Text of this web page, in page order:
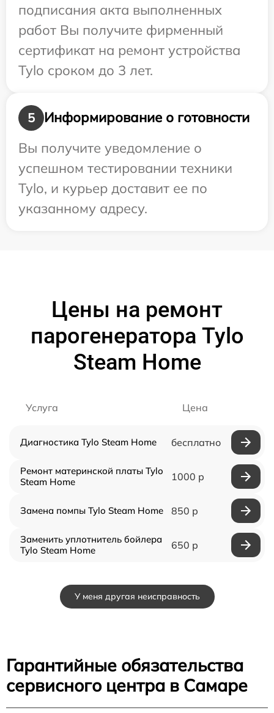
подписания акта выполненных
работ Вы получите фирменный
сертификат на ремонт устройства
Tylo сроком до 3 лет.
5
Информирование о готовности
Вы получите уведомление о
успешном тестировании техники
Tylo, и курьер доставит ее по
указанному адресу.
Цены на ремонт
парогенератора Tylo
Steam Home
Услуга Цена
Диагностика Tylo Steam Home бесплатно
Ремонт материнской платы Tylo
Steam Home
1000 р
Замена помпы Tylo Steam Home 850 р
Заменить уплотнитель бойлера
Tylo Steam Home
650 р
У меня другая неисправность
Гарантийные обязательства
сервисного центра в Самаре